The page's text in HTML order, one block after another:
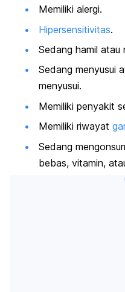
Memiliki alergi.
Hipersensitivitas.
Sedang hamil atau
Sedang menyusui
menyusui.
Memiliki penyakit
Memiliki riwayat
Sedang
bebas, vitamin,